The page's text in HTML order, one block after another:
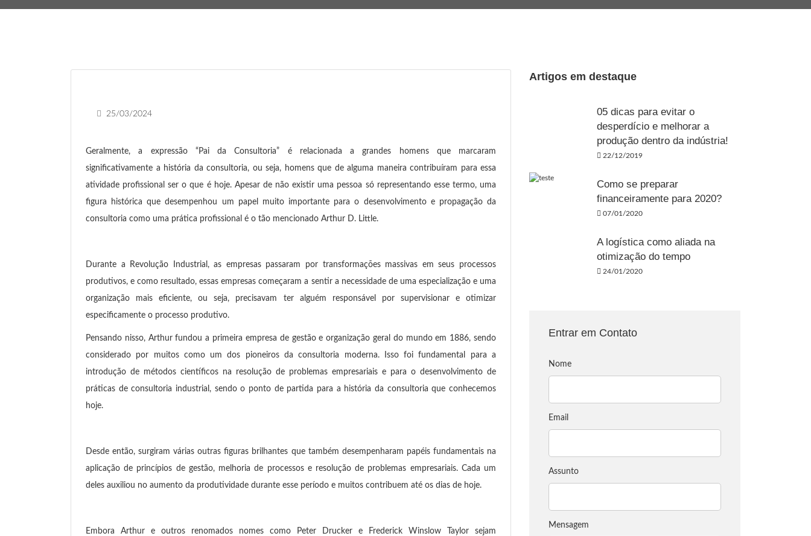
25/03/2024
Geralmente, a expressão “Pai da Consultoria” é relacionada a grandes homens que marcaram
significativamente a história da consultoria, ou seja, homens que de alguma maneira contribuíram para essa
atividade profissional ser o que é hoje. Apesar de não existir uma pessoa só representando esse termo, uma
figura histórica que desempenhou um papel muito importante para o desenvolvimento e propagação da
consultoria como uma prática profissional é o tão mencionado Arthur D. Little.
Durante a Revolução Industrial, as empresas passaram por transformações massivas em seus processos
produtivos, e como resultado, essas empresas começaram a sentir a necessidade de uma especialização e uma
organização mais eficiente, ou seja, precisavam ter alguém responsável por supervisionar e otimizar
especificamente o processo produtivo.
Pensando nisso, Arthur fundou a primeira empresa de gestão e organização geral do mundo em 1886, sendo
considerado por muitos como um dos pioneiros da consultoria moderna. Isso foi fundamental para a
introdução de métodos científicos na resolução de problemas empresariais e para o desenvolvimento de
práticas de consultoria industrial, sendo o ponto de partida para a história da consultoria que conhecemos
hoje.
Desde então, surgiram várias outras figuras brilhantes que também desempenharam papéis fundamentais na
aplicação de princípios de gestão, melhoria de processos e resolução de problemas empresariais. Cada um
deles auxiliou no aumento da produtividade durante esse período e muitos contribuem até os dias de hoje.
Embora Arthur e outros renomados nomes como Peter Drucker e Frederick Winslow Taylor sejam
Artigos em destaque
05 dicas para evitar o
desperdício e melhorar a
produção dentro da indústria!
22/12/2019
Como se preparar
financeiramente para 2020?
07/01/2020
A logística como aliada na
otimização do tempo
24/01/2020
Entrar em Contato
Nome
Email
Assunto
Mensagem